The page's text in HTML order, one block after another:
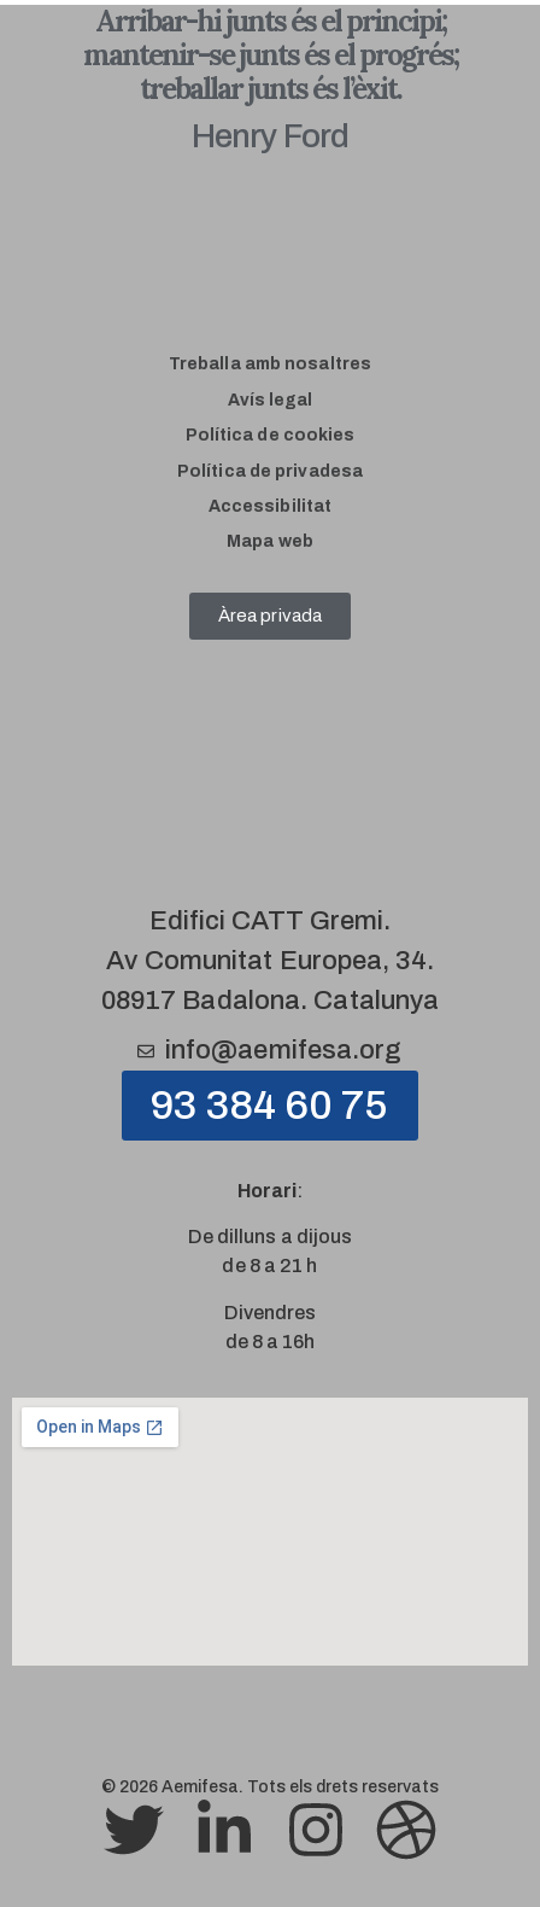
Arribar-hi junts és el principi;
mantenir-se junts és el progrés;
treballar junts és l’èxit.
Henry Ford
Treballa amb nosaltres
Avís legal
Política de cookies
Política de privadesa
Accessibilitat
Mapa web
Àrea privada
Edifici CATT Gremi.
Av Comunitat Europea, 34.
08917 Badalona. Catalunya
info@aemifesa.org
93 384 60 75
Horari:
De dilluns a dijous
de 8 a 21 h
Divendres
de 8 a 16h
© 2026 Aemifesa. Tots els drets reservats